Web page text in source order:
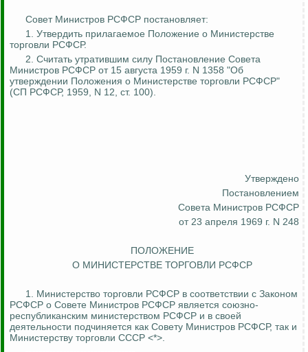
Совет Министров РСФСР постановляет:
1. Утвердить прилагаемое Положение о Министерстве
торговли РСФСР.
2. Считать утратившим силу Постановление Совета
Министров РСФСР от 15 августа 1959 г. N 1358 "Об
утверждении Положения о Министерстве торговли РСФСР"
(СП РСФСР, 1959, N 12, ст. 100).
Утверждено
Постановлением
Совета Министров РСФСР
от 23 апреля 1969 г. N 248
ПОЛОЖЕНИЕ
О МИНИСТЕРСТВЕ ТОРГОВЛИ РСФСР
1. Министерство торговли РСФСР в соответствии с Законом
РСФСР о Совете Министров РСФСР является союзно-
республиканским министерством РСФСР и в своей
деятельности подчиняется как Совету Министров РСФСР, так и
Министерству торговли СССР <*>.